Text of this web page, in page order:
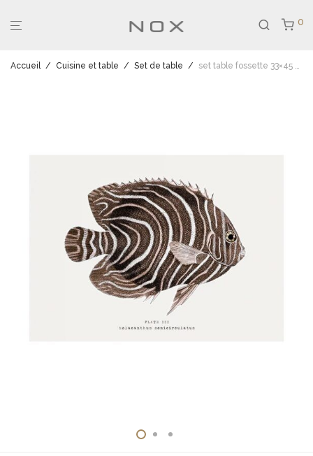
0
Accueil / Cuisine et table / Set de table / set table fossette 33×45 cm